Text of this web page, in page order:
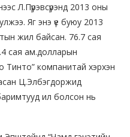
Л.Пүрэвсүрэнд 2013 оны
Яг энэ үе буюу 2013
жил байсан. 76.7 сая
сая ам.долларын
Тинто” компанитай хэрхэн
Ц.Элбэгдоржид
ил болсон нь